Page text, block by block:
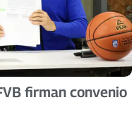
firman convenio